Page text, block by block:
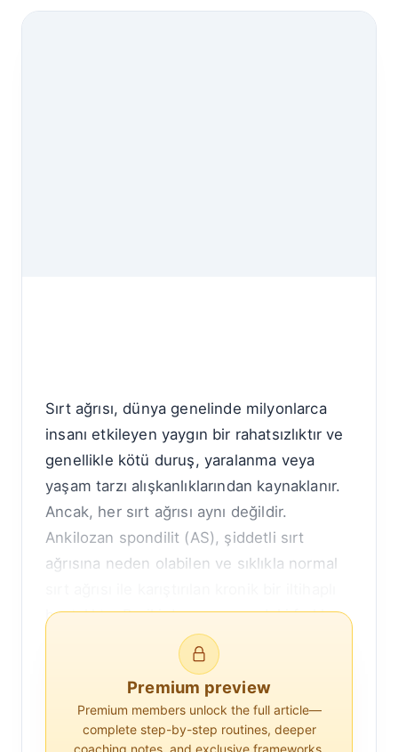
Sırt ağrısı, dünya genelinde milyonlarca
insanı etkileyen yaygın bir rahatsızlıktır ve
genellikle kötü duruş, yaralanma veya
yaşam tarzı alışkanlıklarından kaynaklanır.
Ancak, her sırt ağrısı aynı değildir.
Ankilozan spondilit (AS), şiddetli sırt
ağrısına neden olabilen ve sıklıkla normal
hastalıktır. Bu iki durum arasındaki farkları
anlamak, etkili tanı ve tedavi için çok
Ankilozan Spondilit Genel Bakış
Premium preview
Premium members unlock the full article—
complete step-by-step routines, deeper